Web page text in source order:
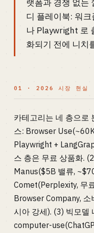
랫폼과 경쟁 없는
디 플레이북: 워
나 Playwright 로
화되기 전에 니치
01 · 2026 시장 현실
카테고리는 네 층으로
스: Browser
Playwright +
스 층은 무료 상품화.
Manus($5B 밸류,
Comet(Perplexity, 무
Browser Company,
시아 강세). (3) 빅모델
computer-